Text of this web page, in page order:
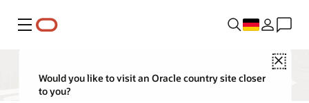
Menü
Close
Would you like to visit an Oracle country site closer
to you?